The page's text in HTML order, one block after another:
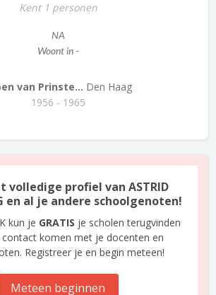
Kent 1 personen
NA
Woont in -
van Prinste... Den Haag
1956 - 1965
volledige profiel van ASTRID
en al je andere schoolgenoten!
kun je GRATIS je scholen terugvinden
komen met je docenten en
Registreer je en begin meteen!
Meteen beginnen